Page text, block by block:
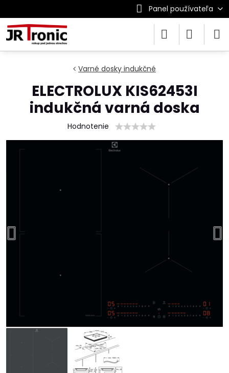
Panel používateľa
Varné dosky indukčné
ELECTROLUX KIS62453I
indukčná varná doska
Hodnotenie